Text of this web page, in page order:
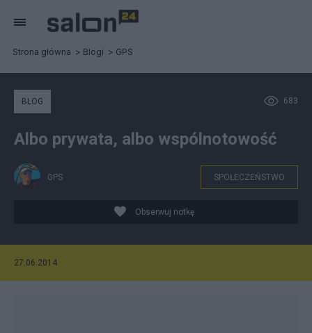
Strona główna Blogi GPS
683
BLOG
Albo prywata, albo wspólnotowość
GPS SPOŁECZEŃSTWO
Obserwuj notkę
27.06.2014